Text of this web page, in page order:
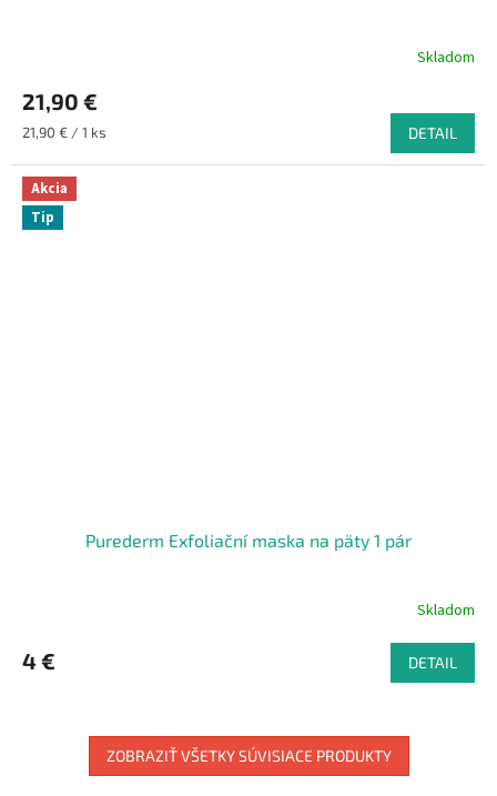
Skladom
21,90 €
Jednotková
21,90 € / 1 ks DETAIL
Akcia
Tip
Purederm Exfoliační maska na päty 1 pár
Skladom
4 € DETAIL
ZOBRAZIŤ VŠETKY SÚVISIACE PRODUKTY